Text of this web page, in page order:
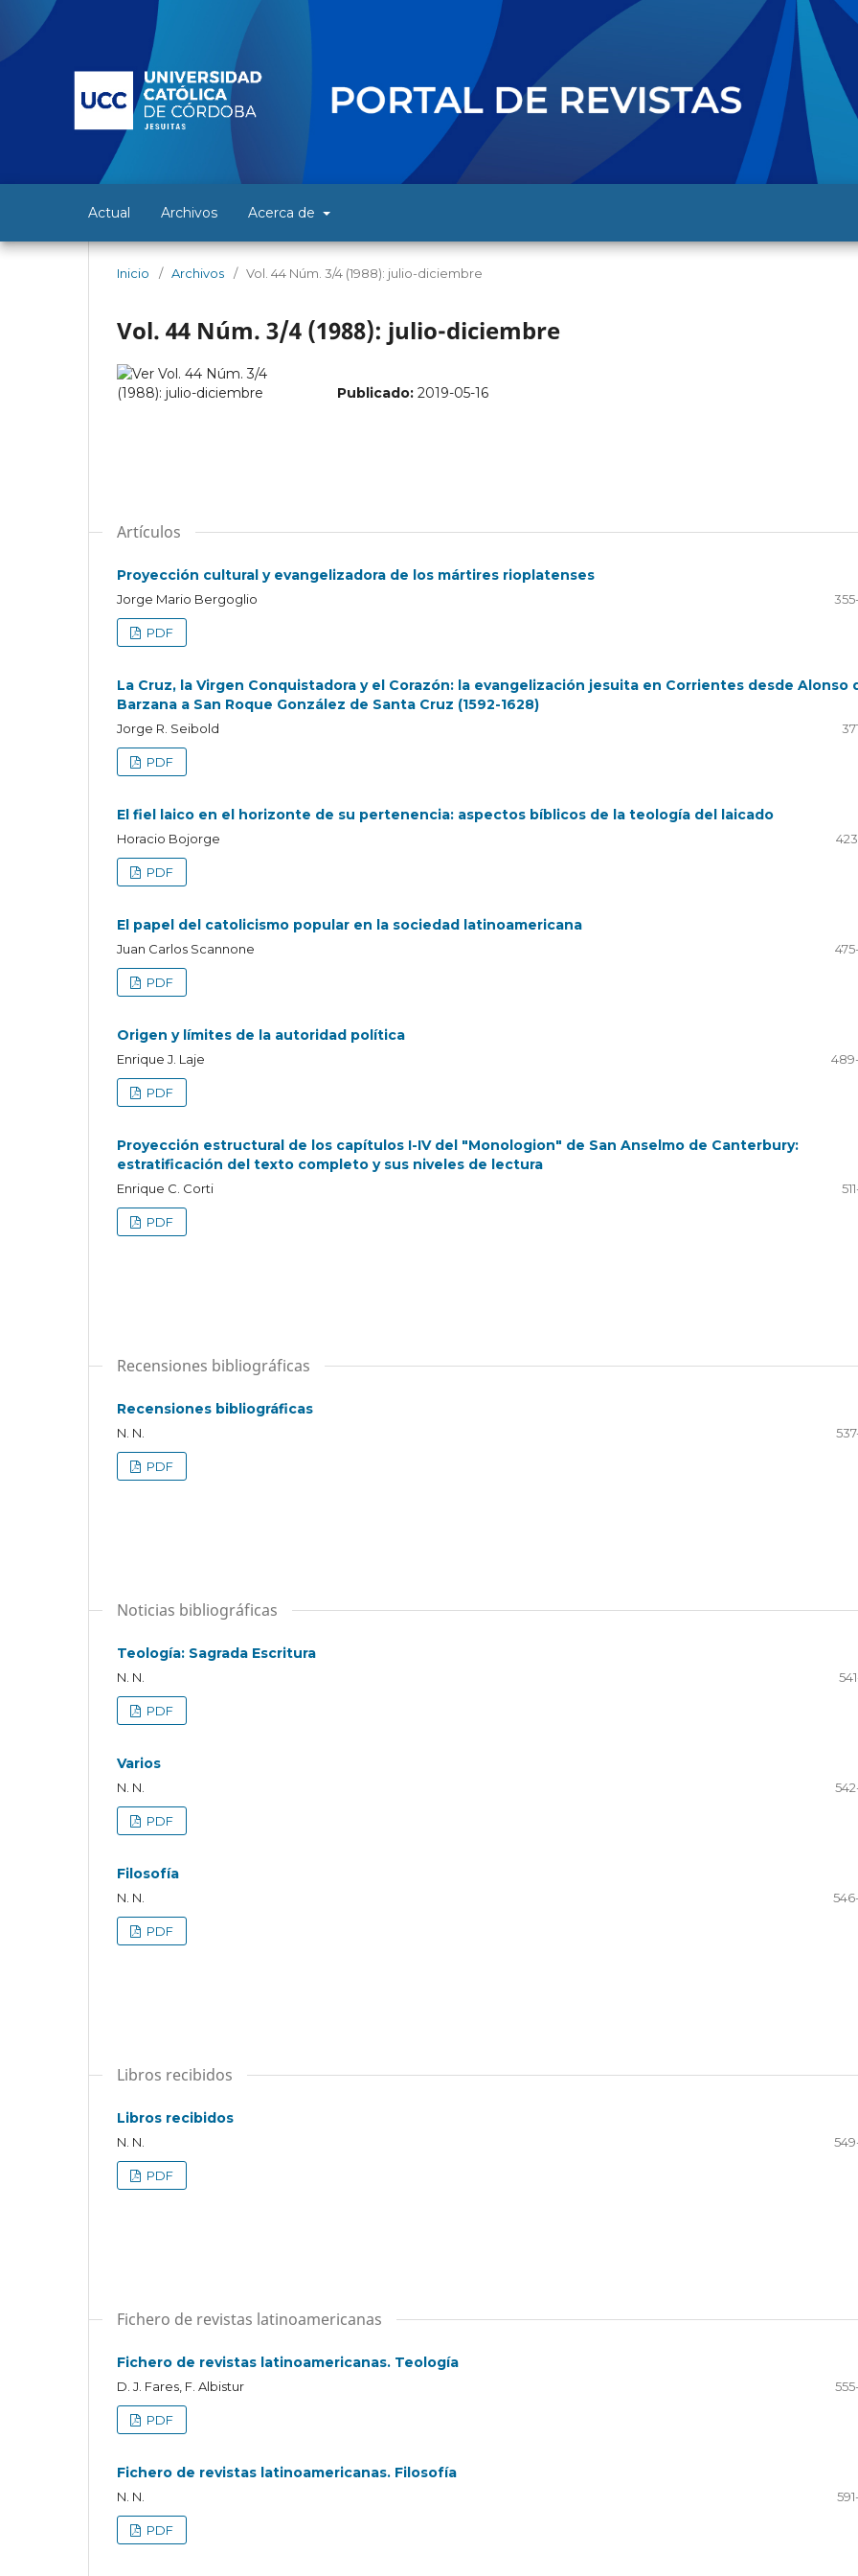
Actual Archivos Acerca de
Inicio / Archivos / Vol. 44 Núm. 3/4 (1988): julio-diciembre
Vol. 44 Núm. 3/4 (1988): julio-diciembre
Publicado: 2019-05-16
Artículos
Proyección cultural y evangelizadora de los mártires rioplatenses
Jorge Mario Bergoglio
PDF
La Cruz, la Virgen Conquistadora y el Corazón: la evangelización jesuita en Corrientes desde Alonso
Barzana a San Roque González de Santa Cruz (1592-1628)
Jorge R. Seibold
PDF
El fiel laico en el horizonte de su pertenencia: aspectos bíblicos de la teología del laicado
Horacio Bojorge
PDF
El papel del catolicismo popular en la sociedad latinoamericana
Juan Carlos Scannone
PDF
Origen y límites de la autoridad política
Enrique J. Laje
PDF
Proyección estructural de los capítulos I-IV del "Monologion" de San Anselmo de Canterbury:
estratificación del texto completo y sus niveles de lectura
Enrique C. Corti
PDF
Recensiones bibliográficas
Recensiones bibliográficas
N. N.
PDF
Noticias bibliográficas
Teología: Sagrada Escritura
N. N.
PDF
Varios
N. N.
PDF
Filosofía
N. N.
PDF
Libros recibidos
Libros recibidos
N. N.
PDF
Fichero de revistas latinoamericanas
Fichero de revistas latinoamericanas. Teología
D. J. Fares, F. Albistur
PDF
Fichero de revistas latinoamericanas. Filosofía
N. N.
PDF